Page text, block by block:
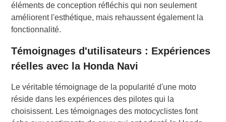
éléments de conception réfléchis qui non seulement
améliorent l'esthétique, mais rehaussent également la
fonctionnalité.
Témoignages d'utilisateurs : Expériences
réelles avec la Honda Navi
Le véritable témoignage de la popularité d'une moto
réside dans les expériences des pilotes qui la
choisissent. Les témoignages des motocyclistes font